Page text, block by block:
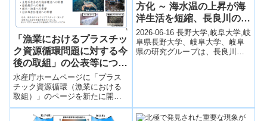
「漁業におけるプラスチッ
ク資源循環問題に対する今
後の取組」の公表等につい
て
水産庁ホームページに「プラス
チック資源循環（漁業における
取組）」のページを新たに開設
し、今後、関連情報を発信して
いくこととした。
方化 ～ 海水温の上昇が海
洋生活を短縮、長良川の長
期データで解明
2026-06-16 長野大学,岐阜大学,岐
阜県長野大学、岐阜大学、岐阜
県の研究グループは、長良川河